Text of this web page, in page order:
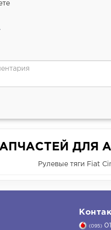
ДЛЯ
Рулевые тяги Fiat
(095)